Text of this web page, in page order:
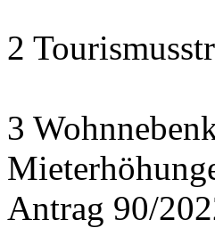
2
3
Antrag 90/